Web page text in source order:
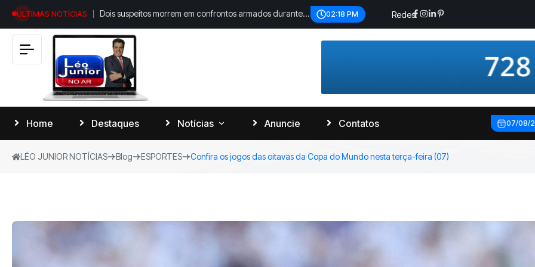
ULTIMAS NOTÍCIAS
Dois suspeitos morrem em confrontos armados durante
operação policial em Sarandi
02:19 PM Redes:
Home Destaques Notícias
Cidade
Anuncie Contatos 07/08/
LÉO JUNIOR NOTÍCIAS Blog ESPORTES Confira os jogos das oitavas da Copa do Mundo nesta terça-feira (07)